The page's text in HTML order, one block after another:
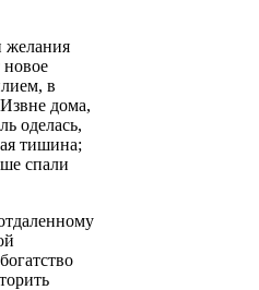
желания
новое
в
дома,
оделась,
тишина;
спали